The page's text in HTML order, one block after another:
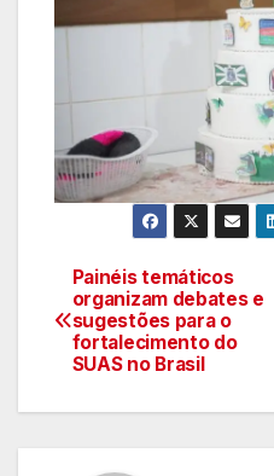
Navegação
de
Painéis temáticos
organizam debates e
sugestões para o
fortalecimento do
SUAS no Brasil